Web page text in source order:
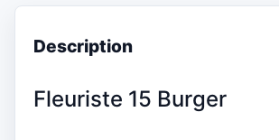
Description
Fleuriste 15 Burger